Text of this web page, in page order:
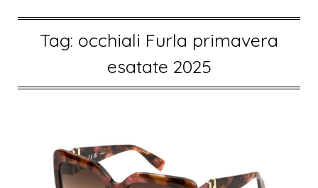
Tag: occhiali Furla primavera
esatate 2025